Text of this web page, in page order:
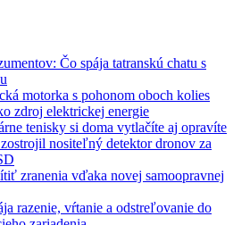
Čo spája tatranskú chatu s
motorka s pohonom oboch kolies
zdroj elektrickej energie
tenisky si doma vytlačíte aj opravíte
nositeľný detektor dronov za
zranenia vďaka novej samoopravnej
razenie, vŕtanie a odstreľovanie do